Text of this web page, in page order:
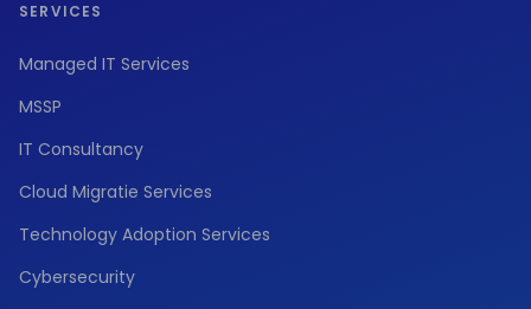
SERVICES
Managed IT Services
MSSP
IT Consultancy
Cloud Migratie Services
Technology Adoption Services
Cybersecurity